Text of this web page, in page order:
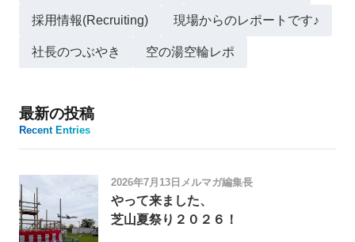
採用情報(Recruiting) 現場からのレポートです♪
社長のつぶやき 空の湯空輪レポ
最新の投稿
Recent Entries
2026年7月13日 メルマガ編集長
やって来ました、
芝山夏祭り２０２６！